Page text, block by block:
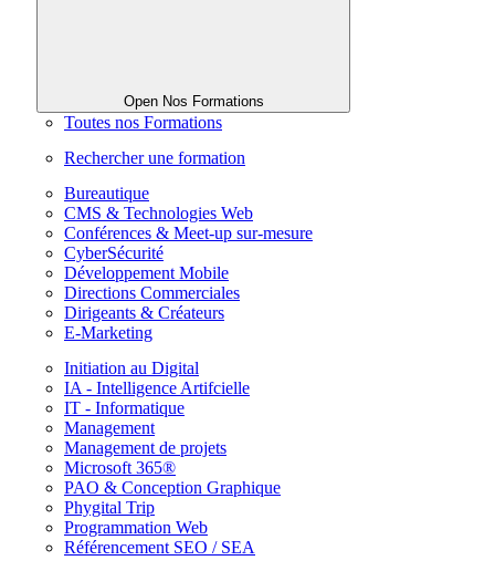
Open Nos Formations
Toutes nos Formations
Rechercher une formation
Bureautique
CMS & Technologies Web
Conférences & Meet-up sur-mesure
CyberSécurité
Développement Mobile
Directions Commerciales
Dirigeants & Créateurs
E-Marketing
Initiation au Digital
IA - Intelligence Artifcielle
IT - Informatique
Management
Management de projets
Microsoft 365®
PAO & Conception Graphique
Phygital Trip
Programmation Web
Référencement SEO / SEA